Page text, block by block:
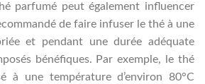
parfumé peut également influencer
de faire infuser le thé à une
et pendant une durée adéquate
bénéfiques. Par exemple, le thé
à une température d’environ 80°C